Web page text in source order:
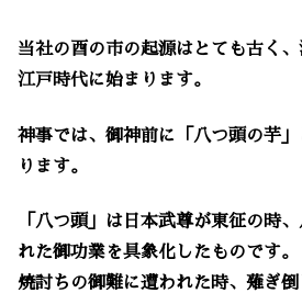
当社の酉の市の起源はとても古く、
江戸時代に始まります。
神事では、御神前に「八つ頭の芋
ります。
「八つ頭」は日本武尊が東征の時
れた御功業を具象化したものです
焼討ちの御難に遭われた時、薙ぎ